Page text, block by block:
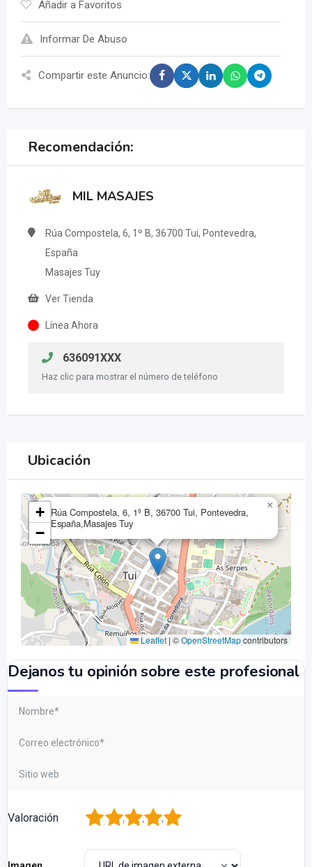
Añadir a Favoritos
Informar De Abuso
Compartir este Anuncio:
Recomendación:
MIL MASAJES
Rúa Compostela, 6, 1º B, 36700 Tui, Pontevedra,
España
Masajes Tuy
Ver Tienda
Línea Ahora
636091XXX
Haz clic para mostrar el número de teléfono
Ubicación
Rúa Compostela, 6, 1º B, 36700 Tui, Pontevedra,
España,Masajes Tuy
×
+
−
Leaflet | ©OpenStreetMapcontributors
Dejanos tu opinión sobre este profesional
Valoración 5
4
3
2